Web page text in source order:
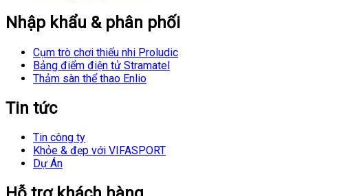
Nhập khẩu & phân phối
Cụm trò chơi thiếu nhi Proludic
Bảng điểm điện tử Stramatel
Thảm sàn thể thao Enlio
Tin tức
Tin công ty
Khỏe & đẹp với VIFASPORT
Dự Án